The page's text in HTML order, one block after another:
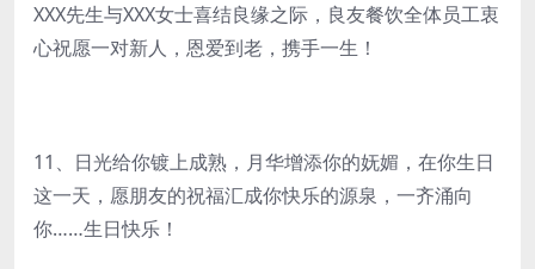
XXX先生与XXX女士喜结良缘之际，良友餐饮全体员工衷
心祝愿一对新人，恩爱到老，携手一生！
11、日光给你镀上成熟，月华增添你的妩媚，在你生日
这一天，愿朋友的祝福汇成你快乐的源泉，一齐涌向
你……生日快乐！